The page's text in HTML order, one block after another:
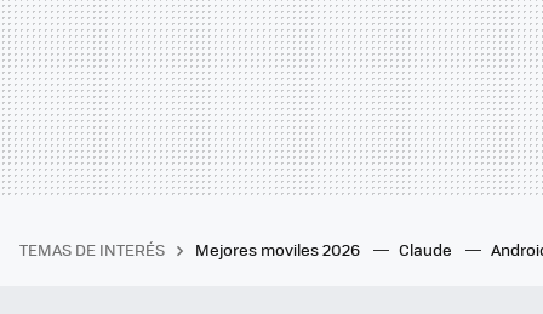
TEMAS DE INTERÉS Mejores moviles 2026 Claude